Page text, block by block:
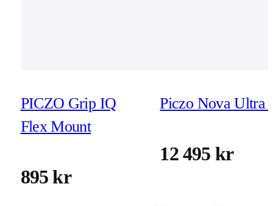
PICZO Grip IQ
Flex Mount
895 kr
Piczo Nova Ultra
12 495 kr